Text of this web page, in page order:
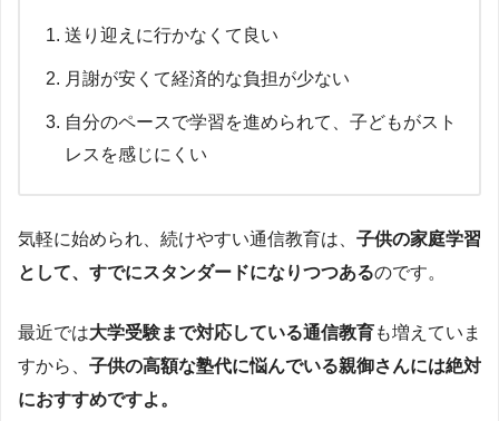
送り迎えに行かなくて良い
月謝が安くて経済的な負担が少ない
自分のペースで学習を進められて、子どもがスト
レスを感じにくい
気軽に始められ、続けやすい通信教育は、 子供の家庭学習
として、すでにスタンダードになりつつあるのです。
最近では大学受験まで対応している通信教育も増えていま
すから、 子供の高額な塾代に悩んでいる親御さんには絶対
におすすめですよ。